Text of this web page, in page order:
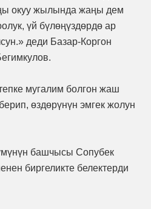
окуу жылында жаңы дем
үй бүлөңүздөрдө ар
деди Базар-Коргон
мугалим болгон жаш
өздөрүнүн эмгек жолун
башчысы Сопубек
биргеликте белектерди